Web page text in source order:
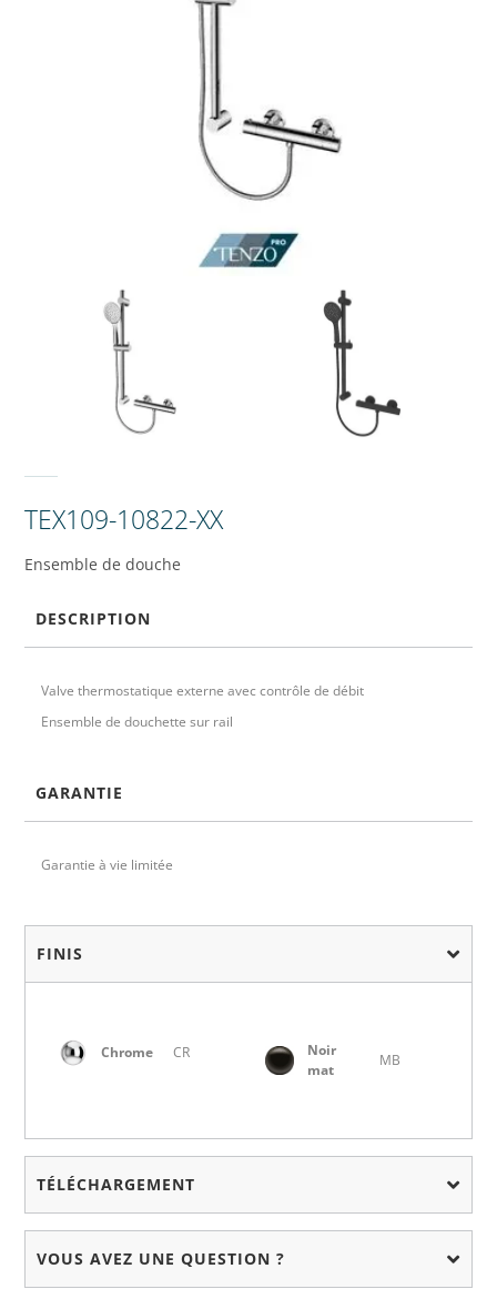
TEX109-10822-XX
Ensemble de douche
DESCRIPTION
Valve thermostatique externe avec contrôle de débit
Ensemble de douchette sur rail
GARANTIE
Garantie à vie limitée
FINIS
Chrome CR
Noir
mat
MB
TÉLÉCHARGEMENT
VOUS AVEZ UNE QUESTION ?